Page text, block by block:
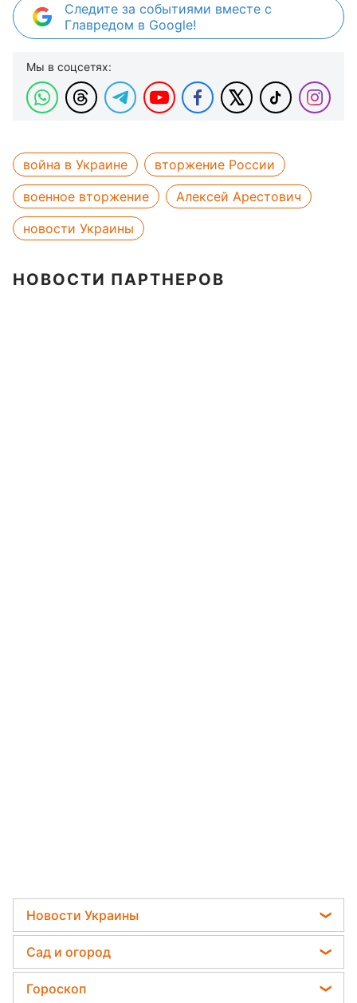
Следите за событиями вместе с
Главредом в Google!
Мы в соцсетях:
война в Украине
вторжение России
военное вторжение
Алексей Арестович
новости Украины
НОВОСТИ ПАРТНЕРОВ
Новости Украины
Телеграм новости Украины
Пенсии в Украине
Мобилизация
Сад и огород
Садовод назвал самое эффективное средство
Гороскоп